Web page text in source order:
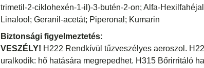
trimetil-2-ciklohexén-1-il)-3-butén-2-on; Alfa-
Linalool; Geranil-acetát; Piperonal; Kumarin
Biztonsági figyelmeztetés:
VESZÉLY! H222 Rendkívül tűzveszélyes aeroszol.
uralkodik: hő hatására megrepedhet. H315 Bőrirritáló